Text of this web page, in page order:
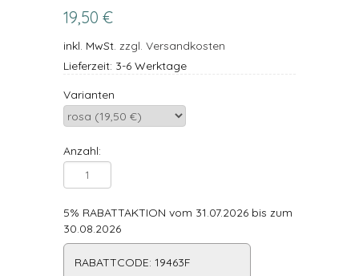
19,50 €
inkl. MwSt. zzgl. Versandkosten
Lieferzeit: 3-6 Werktage
Varianten
Anzahl:
5% RABATTAKTION vom 31.07.2026 bis zum
30.08.2026
RABATTCODE: 19463F